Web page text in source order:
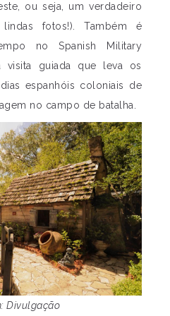
ou seja, um verdadeiro
fotos!). Também é
no Spanish Military
visita guiada que leva os
espanhóis coloniais de
no campo de batalha.
Divulgação